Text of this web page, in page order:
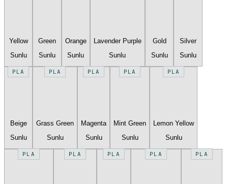
Yellow
Sunlu
Green
Sunlu
Orange
Sunlu
Lavender Purple
Sunlu
Gold
Sunlu
Silver
Sunlu
PLA
Beige
Sunlu
PLA
Grass Green
Sunlu
PLA
Magenta
Sunlu
PLA
Mint Green
Sunlu
PLA
Lemon Yellow
Sunlu
PLA PLA PLA PLA PLA